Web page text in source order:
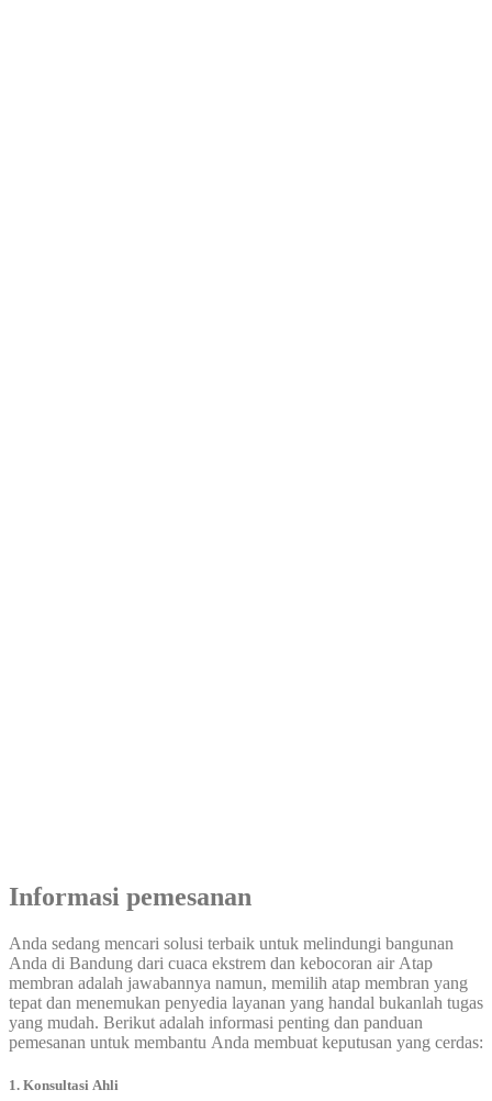
Informasi pemesanan
Anda sedang mencari solusi terbaik untuk melindungi bangunan
Anda di Bandung dari cuaca ekstrem dan kebocoran air Atap
membran adalah jawabannya namun, memilih atap membran yang
tepat dan menemukan penyedia layanan yang handal bukanlah tugas
yang mudah. Berikut adalah informasi penting dan panduan
pemesanan untuk membantu Anda membuat keputusan yang cerdas:
1. Konsultasi Ahli